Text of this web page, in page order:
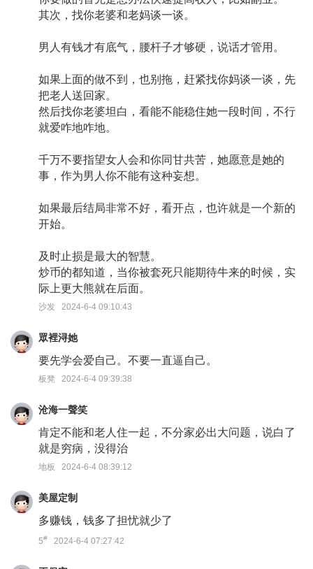
其次，找你老婆和老妈谈一谈。
男人有钱才有底气，腰杆子才够硬，说话才管用。
如果上面的做不到，也别拖，赶紧找你妈谈一谈，先
把老人送回家。
然后找你老婆坦白，看能不能稳住她一段时间，不行
就爱咋地咋地。
千万不要指望女人会和你同甘共苦，她愿意是她的
事，作为男人你不能有这种妄想。
如果最后结局非常不好，看开点，也许就是一个新的
开始。
及时止损是最大的智慧。
炒币的都知道，当你被套死只能期待牛来的时候，实
际上更大熊就在后面。
沙发 2024-6-4 09:10:43
眾裡浔她
要先学会爱自己。不要一直逼自己。
板凳 2024-6-4 09:39:38
沧海一聲笑
肯定不能和老人住一起，不分家必出大问题，说白了
就是穷病，没得治
地板 2024-6-4 08:39:12
美屋定制
多赚钱，钱多了担忧就少了
5# 2024-6-4 07:27:42